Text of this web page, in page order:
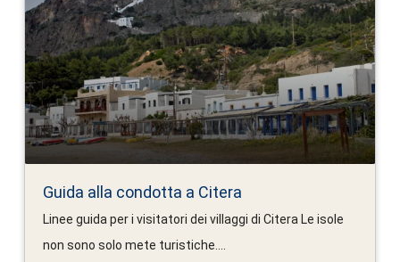
Guida alla condotta a Citera
Linee guida per i visitatori dei villaggi di Citera Le isole
non sono solo mete turistiche....